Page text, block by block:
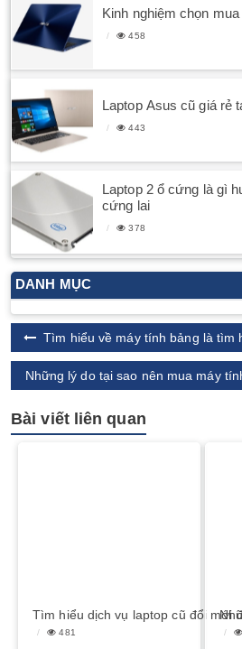
Kinh nghiệm chọn
458
Laptop Asus cũ giá rẻ
443
Laptop 2 ổ cứng là gì
cứng lai
378
DANH MỤC
Tìm hiểu về máy tính bảng là tìm
Những lý do tại sao nên mua máy
Bài viết liên quan
Tìm hiểu dịch vụ laptop cũ đổi mới
481